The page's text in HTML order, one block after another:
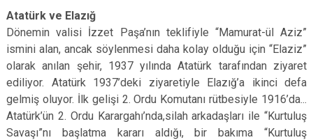
Atatürk ve Elazığ
Dönemin valisi İzzet Paşa’nın teklifiyle “Mamurat-ül Aziz”
ismini alan, ancak söylenmesi daha kolay olduğu için “Elaziz”
olarak anılan şehir, 1937 yılında Atatürk tarafından ziyaret
ediliyor. Atatürk 1937’deki ziyaretiyle Elazığ’a ikinci defa
gelmiş oluyor. İlk gelişi 2. Ordu Komutanı rütbesiyle 1916’da...
Atatürk’ün 2. Ordu Karargahı’nda,silah arkadaşları ile “Kurtuluş
Savaşı”nı başlatma kararı aldığı, bir bakıma “Kurtuluş